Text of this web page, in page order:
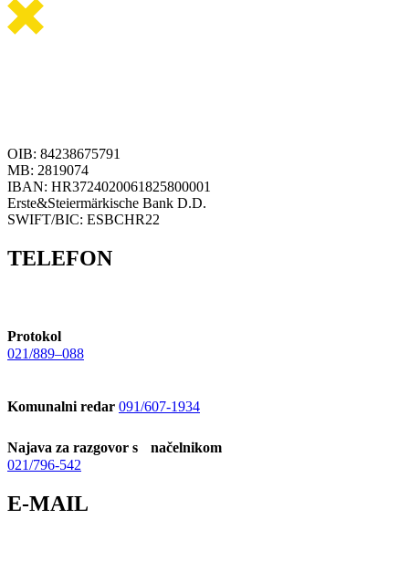
OIB: 84238675791
MB: 2819074
IBAN: HR3724020061825800001
Erste&Steiermärkische Bank D.D.
SWIFT/BIC: ESBCHR22
TELEFON
Protokol
021/889–088
Komunalni redar 091/607-1934
Najava za razgovor s načelnikom
021/796-542
E-MAIL